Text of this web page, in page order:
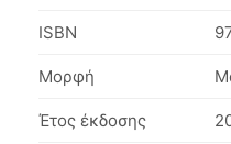
ISBN
Μορφή
Έτος έκδοσης